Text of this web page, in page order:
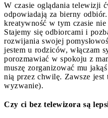
W czasie oglądania telewizji
odpowiadają za bierny
kreatywność w tym czasie
Stajemy się odbiorcami i
rozwijania swojej
jestem u rodziców, włączam
porozmawiać w spokoju z
muszę zorganizować mu
nią przez chwilę. Zawsze
wyzwanie).
Czy ci bez telewizora są